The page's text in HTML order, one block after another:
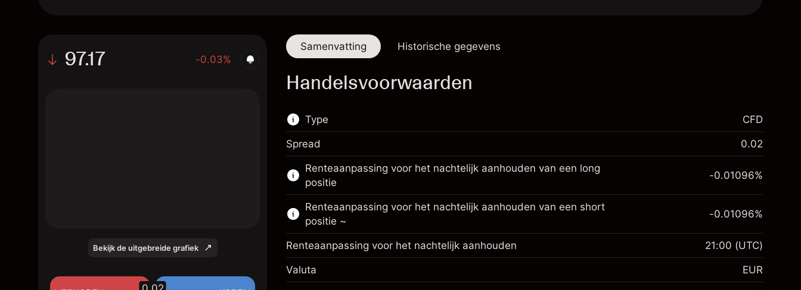
97.17 -0.03%
Bekijk de uitgebreide grafiek
Samenvatting Historische gegevens
Handelsvoorwaarden
Type
De handel in CFD's is beschikbaar op deze
markt.
Meer informatie over:
CFD's
CFD
Spread 0.02
Renteaanpassing voor het nachtelijk aanhouden van een long
positie
-0.01096%
Renteaanpassing voor het nachtelijk aanhouden van een short
positie ~
-0.01096%
Renteaanpassing voor het nachtelijk aanhouden 21:00 (UTC)
Valuta EUR